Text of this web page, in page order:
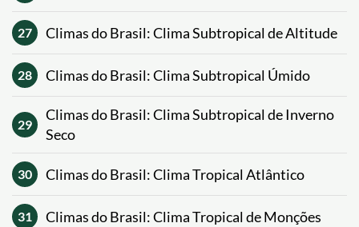
27 Climas do Brasil: Clima Subtropical de Altitude
28 Climas do Brasil: Clima Subtropical Úmido
29
Climas do Brasil: Clima Subtropical de Inverno
Seco
30 Climas do Brasil: Clima Tropical Atlântico
31 Climas do Brasil: Clima Tropical de Monções